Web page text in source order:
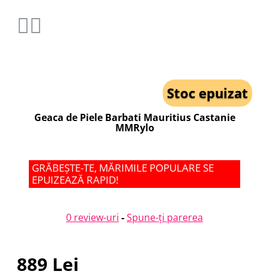
Stoc epuizat
Geaca de Piele Barbati Mauritius Castanie
MMRylo
GRĂBEȘTE-TE, MĂRIMILE POPULARE SE
EPUIZEAZĂ RAPID!
0 review-uri -Spune-ţi parerea
889 Lei